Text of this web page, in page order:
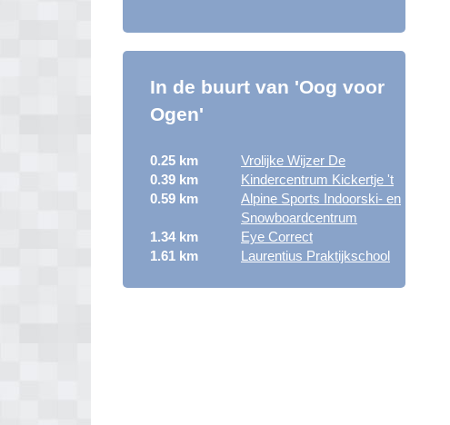
In de buurt van 'Oog voor
Ogen'
0.25 km
Vrolijke Wijzer De
0.39 km
Kindercentrum Kickertje 't
0.59 km
Alpine Sports Indoorski- en
Snowboardcentrum
1.34 km
Eye Correct
1.61 km
Laurentius Praktijkschool